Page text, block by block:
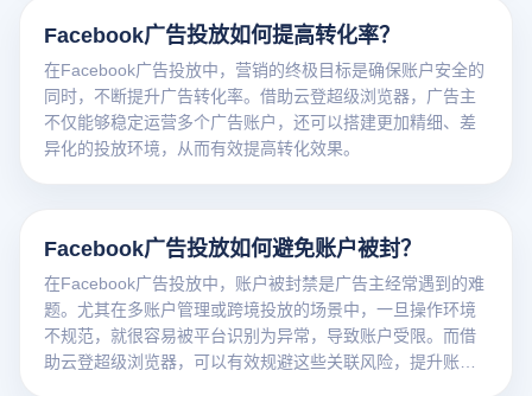
Facebook广告投放如何提高转化率？
在Facebook广告投放中，营销的终极目标是确保账户安全的
同时，不断提升广告转化率。借助云登超级浏览器，广告主
不仅能够稳定运营多个广告账户，还可以搭建更加精细、差
异化的投放环境，从而有效提高转化效果。
Facebook广告投放如何避免账户被封？
在Facebook广告投放中，账户被封禁是广告主经常遇到的难
题。尤其在多账户管理或跨境投放的场景中，一旦操作环境
不规范，就很容易被平台识别为异常，导致账户受限。而借
助云登超级浏览器，可以有效规避这些关联风险，提升账户